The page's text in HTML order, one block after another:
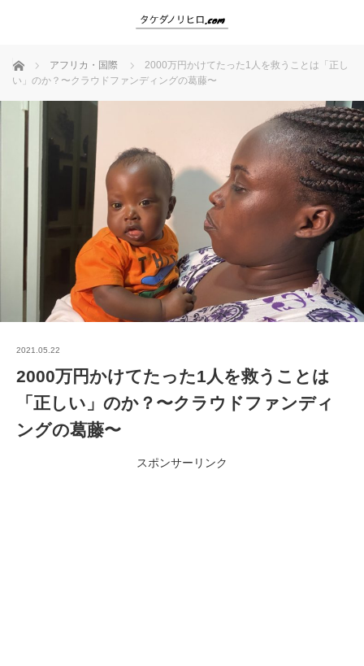
ホーム アフリカ・国際
2000万円かけてたった1人を救うことは「正し
い」のか？〜クラウドファンディングの葛藤〜
2021.05.22
2000万円かけてたった1人を救うことは
「正しい」のか？〜クラウドファンディ
ングの葛藤〜
スポンサーリンク